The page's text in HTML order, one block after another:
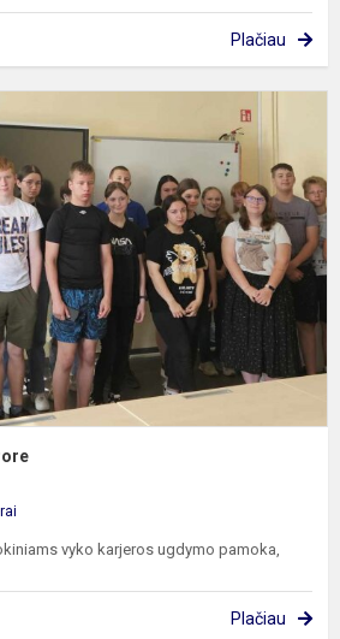
Plačiau
vyko karjeros ugdymo pamoka,
Plačiau